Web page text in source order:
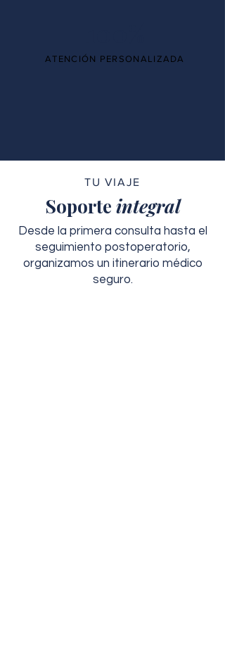
ATENCIÓN PERSONALIZADA
TU VIAJE
Soporte integral
Desde la primera consulta hasta el
seguimiento postoperatorio,
organizamos un itinerario médico
seguro.